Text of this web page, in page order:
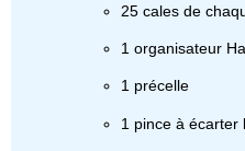
25 cales de
1 organisateur
1 précelle
1 pince à écarter